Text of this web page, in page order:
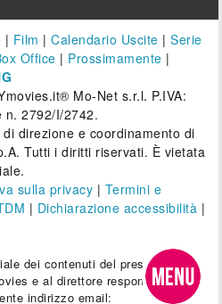
| Film |Calendario Uscite |Serie
Office | Prossimamente |
Mo-Net s.r.l. P.IVA:
n. 2792/I/2742.
direzione e coordinamento di
Tutti i diritti riservati. È vietata
sulla privacy | Termini e
| Dichiarazione accessibilità |
dei contenuti del presente sito
e al direttore responsabile.
indirizzo email: